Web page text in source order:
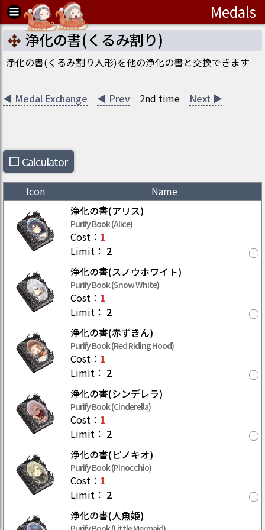
Medals
浄化の書(くるみ割り)
浄化の書(くるみ割り人形)を他の浄化の書と交換できます
◀ Medal Exchange ◀ Prev 2nd time Next ▶️
Calculator
Icon
Name
浄化の書(アリス)
Purify Book (Alice)
Cost ： 1
Limit ： 2 !
浄化の書(スノウホワイト)
Purify Book (Snow White)
Cost ： 1
Limit ： 2 !
浄化の書(赤ずきん)
Purify Book (Red Riding Hood)
Cost ： 1
Limit ： 2 !
浄化の書(シンデレラ)
Purify Book (Cinderella)
Cost ： 1
Limit ： 2 !
浄化の書(ピノキオ)
Purify Book (Pinocchio)
Cost ： 1
Limit ： 2 !
浄化の書(人魚姫)